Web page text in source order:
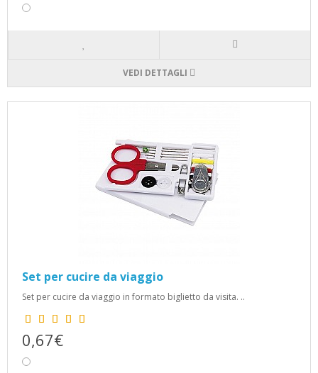
VEDI DETTAGLI
Set per cucire da viaggio
Set per cucire da viaggio in formato biglietto da visita. ..
0,67€